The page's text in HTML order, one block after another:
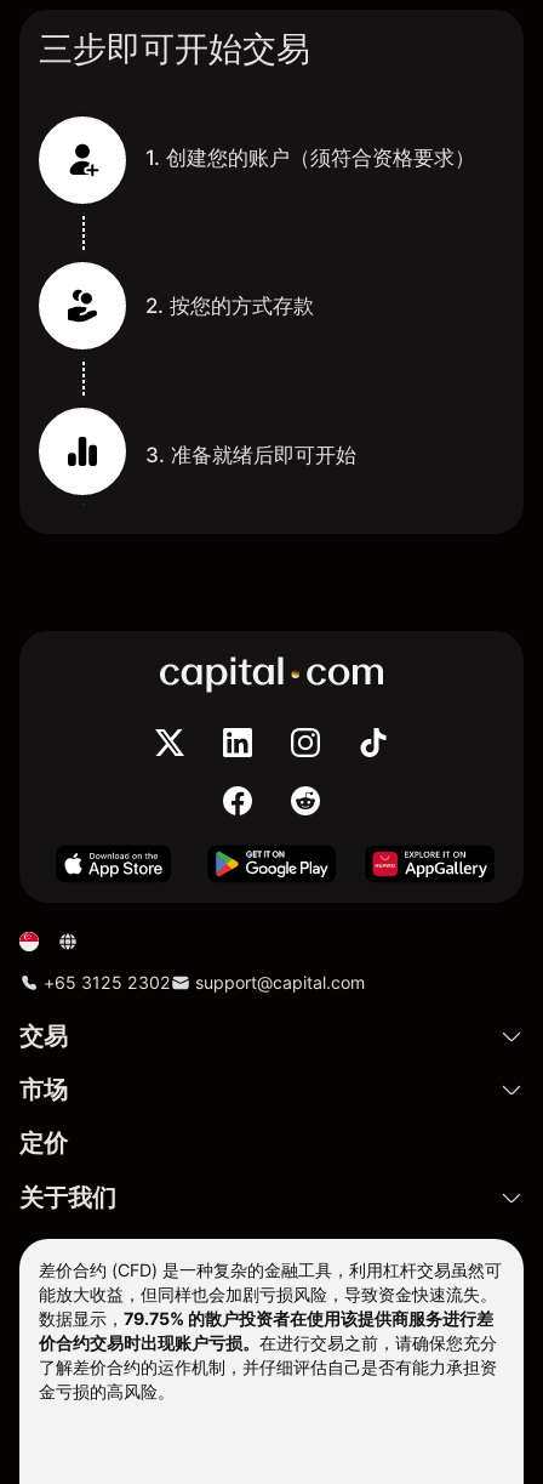
三步即可开始交易
1. 创建您的账户（须符合资格要求）
2. 按您的方式存款
3. 准备就绪后即可开始
+65 3125 2302 support@capital.com
交易
市场
定价
关于我们
差价合约 (CFD) 是一种复杂的金融工具，利用杠杆交易虽然可
能放大收益，但同样也会加剧亏损风险，导致资金快速流失。
数据显示， 79.75% 的散户投资者在使用该提供商服务进行差
价合约交易时出现账户亏损。 在进行交易之前，请确保您充分
了解差价合约的运作机制，并仔细评估自己是否有能力承担资
金亏损的高风险。